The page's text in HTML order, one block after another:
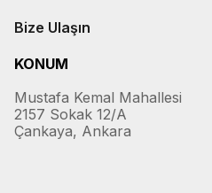
Bize Ulaşın
KONUM
Mustafa Kemal Mahallesi
2157 Sokak 12/A
Çankaya, Ankara